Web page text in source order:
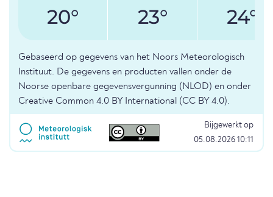
20° 23° 24°
Gebaseerd op gegevens van het Noors Meteorologisch
Instituut. De gegevens en producten vallen onder de
Noorse openbare gegevensvergunning (NLOD) en onder
Creative Common 4.0 BY International (CC BY 4.0).
Bijgewerkt op
05.08.2026 10:11